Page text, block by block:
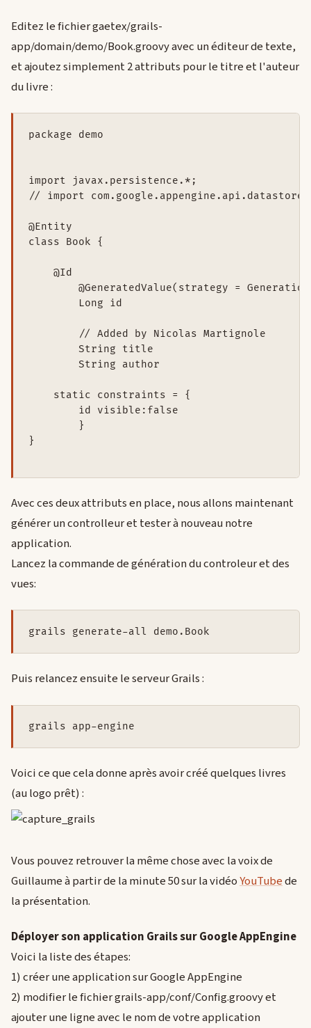
Editez le fichier gaetex/grails-
app/domain/demo/Book.groovy avec un éditeur de texte,
et ajoutez simplement 2 attributs pour le titre et l'auteur
du livre :
package demo
import javax.persistence.*;
// import
@Entity
class Book {
    @Id
	@GeneratedValue(strategy = GenerationType.IDENTITY)
	String title
	String author
    static constraints = {
}
Avec ces deux attributs en place, nous allons maintenant
générer un controlleur et tester à nouveau notre
application.
Lancez la commande de génération du controleur et des
vues:
grails generate-all demo.Book
Puis relancez ensuite le serveur Grails :
grails app-engine
Voici ce que cela donne après avoir créé quelques livres
(au logo prêt) :
Vous pouvez retrouver la même chose avec la voix de
Guillaume à partir de la minute 50 sur la vidéoYouTubede
la présentation.
Déployer son application Grails sur Google AppEngine
Voici la liste des étapes:
1) créer une application sur Google AppEngine
2) modifier le fichier grails-app/conf/Config.groovy et
ajouter une ligne avec le nom de votre application